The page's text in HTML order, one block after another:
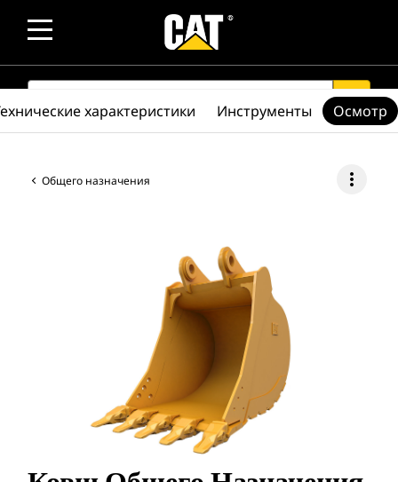
SEARCH search
Общего назначения more_vert
характеристики Инструменты Осмотр